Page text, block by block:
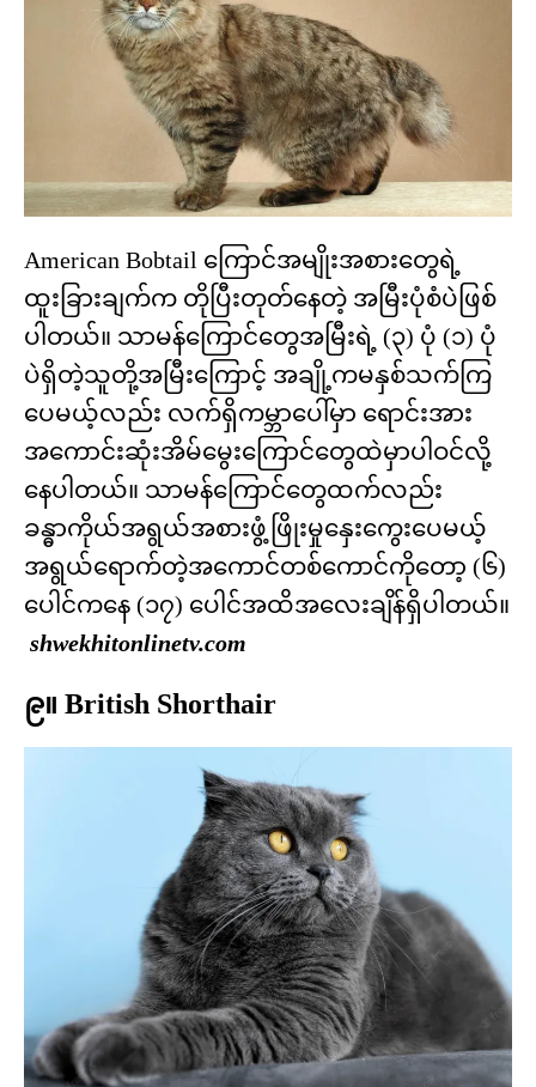
American Bobtail ကြောင်အမျိုးအစားတွေရဲ့
ထူးခြားချက်က တိုပြီးတုတ်နေတဲ့ အမြီးပုံစံပဲဖြစ်
ပါတယ်။ သာမန်ကြောင်တွေအမြီးရဲ့ (၃) ပုံ (၁) ပုံ
ပဲရှိတဲ့သူတို့အမြီးကြောင့် အချို့ကမနှစ်သက်ကြ
ပေမယ့်လည်း လက်ရှိကမ္ဘာပေါ်မှာ ရောင်းအား
အကောင်းဆုံးအိမ်မွေးကြောင်တွေထဲမှာပါဝင်လို့
နေပါတယ်။ သာမန်ကြောင်တွေထက်လည်း
ခန္ဓာကိုယ်အရွယ်အစားဖွံ့ဖြိုးမှုနှေးကွေးပေမယ့်
အရွယ်ရောက်တဲ့အကောင်တစ်ကောင်ကိုတော့ (၆)
ပေါင်ကနေ (၁၇) ပေါင်အထိအလေးချိန်ရှိပါတယ်။
shwekhitonlinetv.com
၉။ British Shorthair